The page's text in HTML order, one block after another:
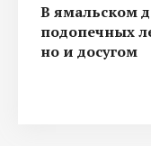
В ямальском
подопечных
но и досугом